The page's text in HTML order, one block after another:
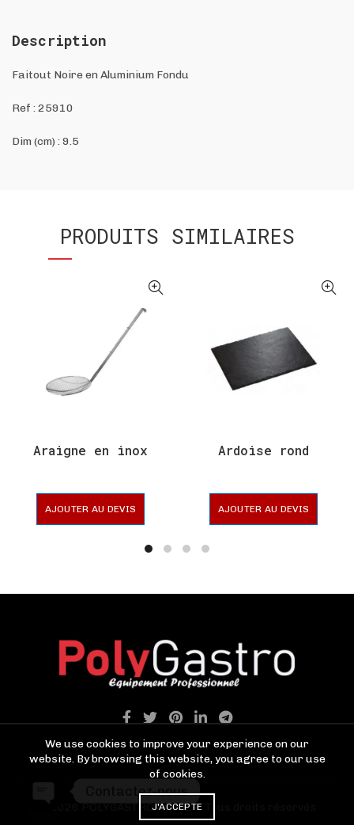
Description
Faitout Noire en Aluminium Fondu
Ref :25910
Dim (cm) : 9.5
PRODUITS SIMILAIRES
Araigne en inox
AJOUTER AU DEVIS
Ardoise rond
AJOUTER AU DEVIS
© 2026POLYGASTRO TANGER. Tous droits réservés
We use cookies to improve your experience on our
website. By browsing this website, you agree to our use
of cookies.
J'ACCEPTE
Contactez-nous